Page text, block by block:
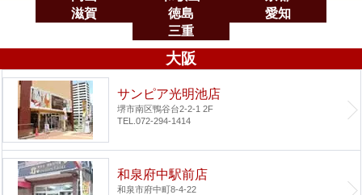
滋賀
徳島
愛知
三重
大阪
サンピア光明池店
堺市南区鴨谷台2-2-1 2F
TEL.072-294-1414
和泉府中駅前店
和泉市府中町8-4-22